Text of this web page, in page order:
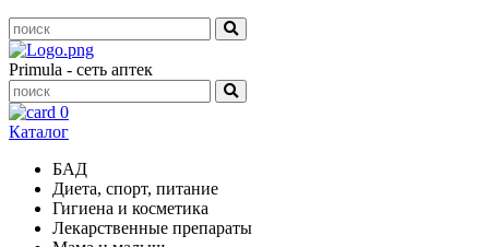
Primula - сеть аптек
0
Каталог
БАД
Диета, спорт, питание
Гигиена и косметика
Лекарственные препараты